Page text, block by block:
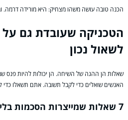
הכנה טובה עושה משהו מצחיק: היא מורידה דרמה.
הטכניקה שעובדת גם
לשאול נכון
שאלות הן ההגה של השיחה. הן יכולות להיות פנס
האנשים שואלים כדי לקבל תשובה. אתם תשאלו כדי
7 שאלות שמייצרות הסכמות בלי בכוח